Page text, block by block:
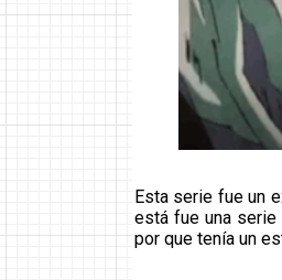
Esta serie fue un
está fue una serie
por que tenía un